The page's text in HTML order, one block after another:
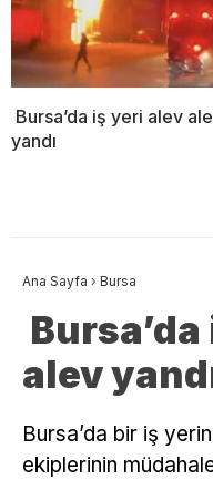
Bursa’da iş yeri alev
yandı
Ana Sayfa › Bursa
alev
Bursa’da bir iş
ekiplerinin